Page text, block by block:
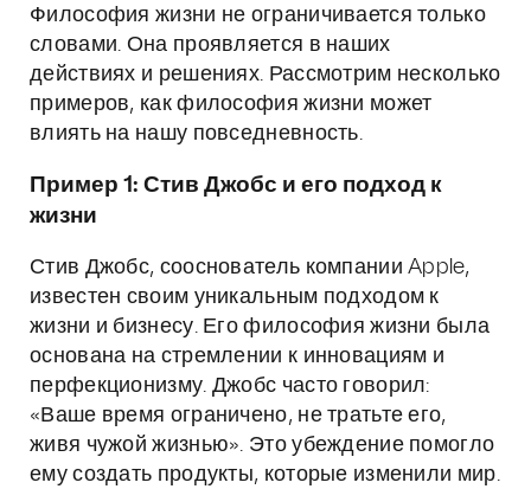
Философия жизни не ограничивается только
словами. Она проявляется в наших
действиях и решениях. Рассмотрим несколько
примеров, как философия жизни может
влиять на нашу повседневность.
Пример 1: Стив Джобс и его подход к
жизни
Стив Джобс, сооснователь компании Apple,
известен своим уникальным подходом к
жизни и бизнесу. Его философия жизни была
основана на стремлении к инновациям и
перфекционизму. Джобс часто говорил:
«Ваше время ограничено, не тратьте его,
живя чужой жизнью». Это убеждение помогло
ему создать продукты, которые изменили мир.